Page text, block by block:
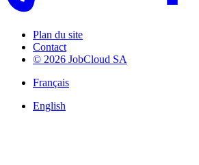
Plan du site
Contact
© 2026 JobCloud SA
Français
English